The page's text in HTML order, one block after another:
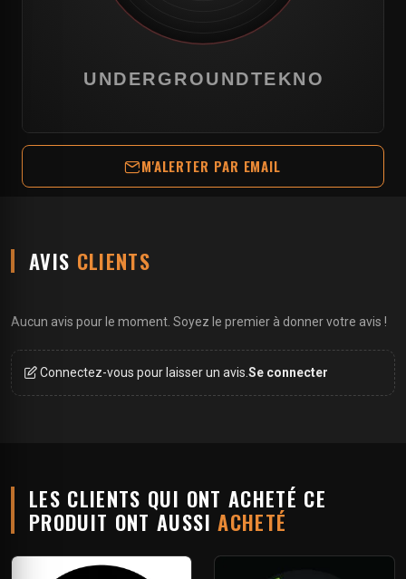
M'ALERTER PAR EMAIL
AVIS CLIENTS
Aucun avis pour le moment. Soyez le premier à donner votre avis !
Connectez-vous pour laisser un avis. Se connecter
LES CLIENTS QUI ONT ACHETÉ CE
PRODUIT ONT AUSSIACHETÉ